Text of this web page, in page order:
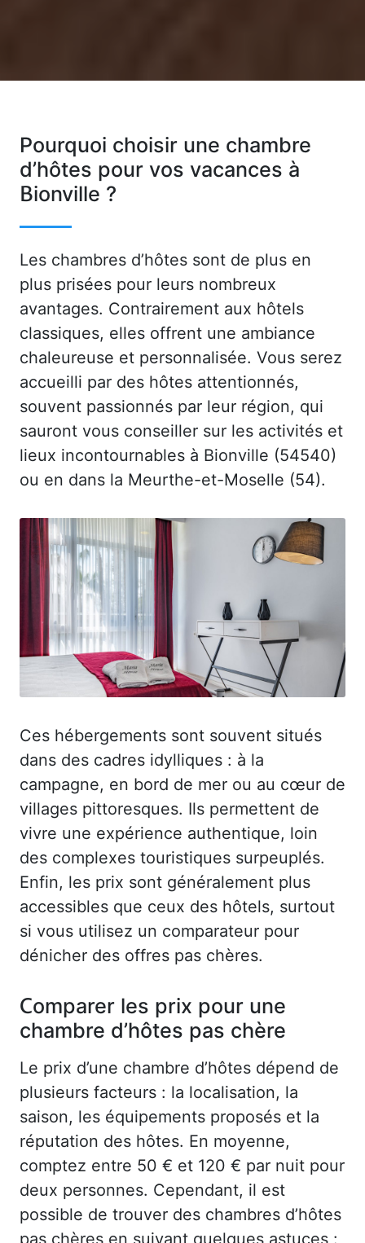
Pourquoi choisir une chambre
d’hôtes pour vos vacances à
Bionville ?
Les chambres d’hôtes sont de plus en
plus prisées pour leurs nombreux
avantages. Contrairement aux hôtels
classiques, elles offrent une ambiance
chaleureuse et personnalisée. Vous serez
accueilli par des hôtes attentionnés,
souvent passionnés par leur région, qui
sauront vous conseiller sur les activités et
lieux incontournables à Bionville (54540)
ou en dans la Meurthe-et-Moselle (54).
Ces hébergements sont souvent situés
dans des cadres idylliques : à la
campagne, en bord de mer ou au cœur de
villages pittoresques. Ils permettent de
vivre une expérience authentique, loin
des complexes touristiques surpeuplés.
Enfin, les prix sont généralement plus
accessibles que ceux des hôtels, surtout
si vous utilisez un comparateur pour
dénicher des offres pas chères.
Comparer les prix pour une
chambre d’hôtes pas chère
Le prix d’une chambre d’hôtes dépend de
plusieurs facteurs : la localisation, la
saison, les équipements proposés et la
réputation des hôtes. En moyenne,
comptez entre 50 € et 120 € par nuit pour
deux personnes. Cependant, il est
possible de trouver des chambres d’hôtes
pas chères en suivant quelques astuces :